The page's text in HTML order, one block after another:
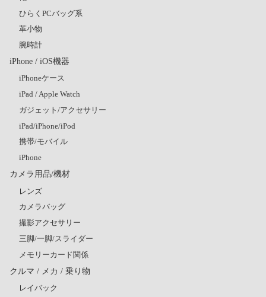
ひらくPCバッグ系
革小物
腕時計
iPhone / iOS機器
iPhoneケース
iPad / Apple Watch
ガジェット/アクセサリー
iPad/iPhone/iPod
携帯/モバイル
iPhone
カメラ用品/機材
レンズ
カメラバッグ
撮影アクセサリー
三脚/一脚/スライダー
メモリーカード関係
クルマ / メカ / 乗り物
レイバック